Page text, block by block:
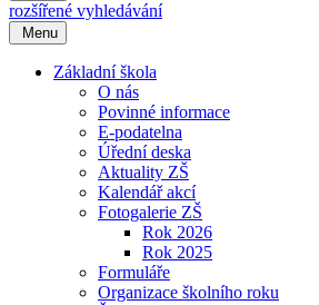
rozšířené vyhledávání
Menu
Základní škola
O nás
Povinné informace
E-podatelna
Úřední deska
Aktuality ZŠ
Kalendář akcí
Fotogalerie ZŠ
Rok 2026
Rok 2025
Formuláře
Organizace školního roku